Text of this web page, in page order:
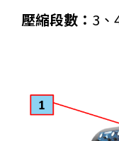
壓縮段數： 3、